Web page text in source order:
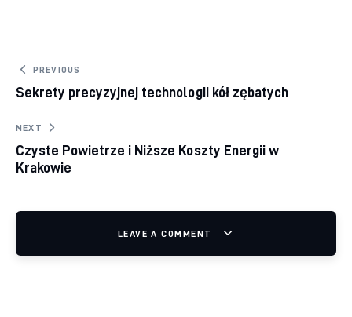
Nawigacja wpisu
PREVIOUS
Sekrety precyzyjnej technologii kół zębatych
NEXT
Czyste Powietrze i Niższe Koszty Energii w
Krakowie
LEAVE A COMMENT